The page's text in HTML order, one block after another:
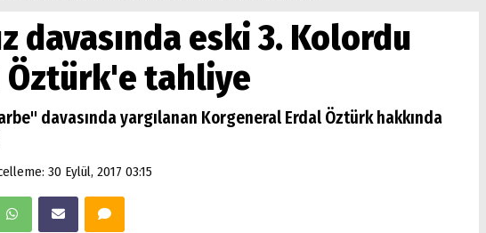
çocukların sırtındaki ağır yük
ve HÜKÜMET
CADDESİ YAZ BOZ TAHTASI
davasında eski 3. Kolordu
Öztürk'e tahliye
davasında yargılanan Korgeneral Erdal Öztürk hakkında
30 Eylül, 2017 03:15